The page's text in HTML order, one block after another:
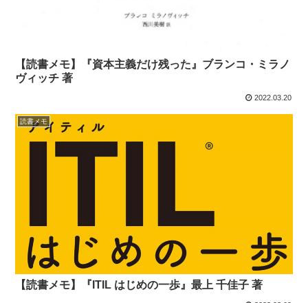
【読書メモ】『資本主義だけ残った』ブランコ・ミラノ
ヴィッチ 著
2022.03.20
読書メモ
【読書メモ】『ITIL はじめの一歩』最上 千佳子 著